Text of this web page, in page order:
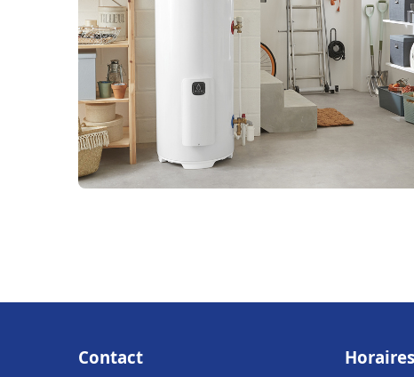
Contact Horaires